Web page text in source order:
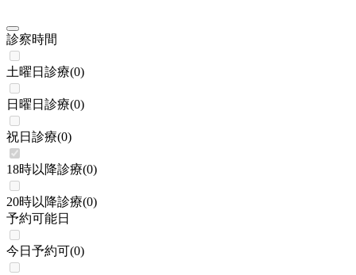
診察時間
土曜日診療(0)
日曜日診療(0)
祝日診療(0)
18時以降診療(0)
20時以降診療(0)
予約可能日
今日予約可(0)